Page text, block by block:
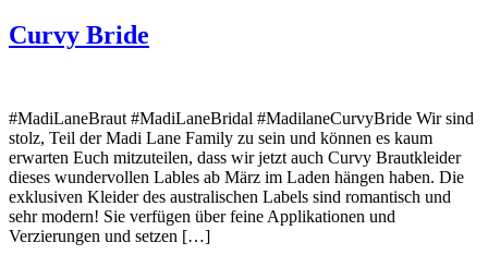
Curvy Bride
#MadiLaneBraut #MadiLaneBridal #MadilaneCurvyBride Wir sind
stolz, Teil der Madi Lane Family zu sein und können es kaum
erwarten Euch mitzuteilen, dass wir jetzt auch Curvy Brautkleider
dieses wundervollen Lables ab März im Laden hängen haben. Die
exklusiven Kleider des australischen Labels sind romantisch und
sehr modern! Sie verfügen über feine Applikationen und
Verzierungen und setzen […]